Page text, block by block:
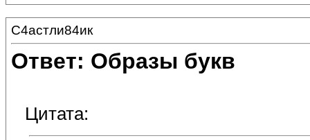
С4астли84ик
Ответ: Образы букв
Цитата: